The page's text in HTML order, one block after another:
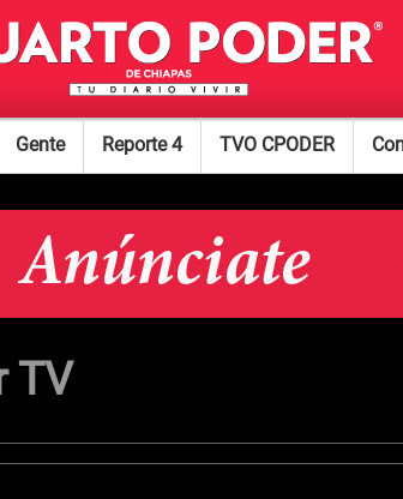
Gente Reporte 4 TVO CPODER
TV